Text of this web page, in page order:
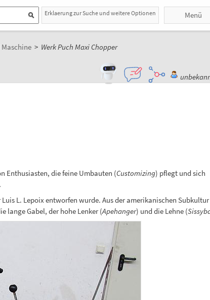
Erklaerung zur Suche und weitere Optionen Menü
> Werk Puch Maxi Chopper
Enthusiasten, die feine Umbauten (Customizing) pflegt und sich
L. Lepoix entworfen wurde. Aus der amerikanischen Subkultur
lange Gabel, der hohe Lenker (Apehanger) und die Lehne (